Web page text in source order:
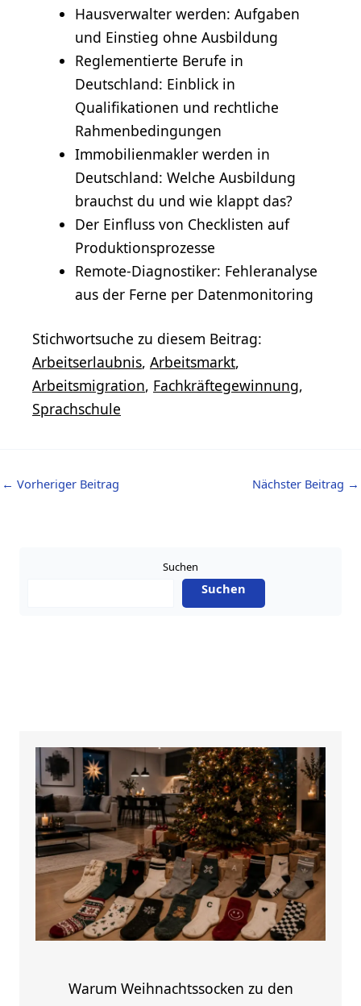
Hausverwalter werden: Aufgaben
und Einstieg ohne Ausbildung
Reglementierte Berufe in
Deutschland: Einblick in
Qualifikationen und rechtliche
Rahmenbedingungen
Immobilienmakler werden in
Deutschland: Welche Ausbildung
brauchst du und wie klappt das?
Der Einfluss von Checklisten auf
Produktionsprozesse
Remote-Diagnostiker: Fehleranalyse
aus der Ferne per Datenmonitoring
Stichwortsuche zu diesem Beitrag:
Arbeitserlaubnis, Arbeitsmarkt,
Arbeitsmigration, Fachkräftegewinnung,
Sprachschule
← Vorheriger Beitrag Nächster Beitrag →
Suchen
Suchen
Warum Weihnachtssocken zu den